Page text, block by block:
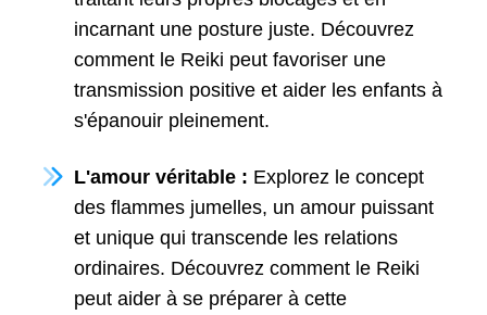
incarnant une posture juste. Découvrez
comment le Reiki peut favoriser une
transmission positive et aider les enfants à
s'épanouir pleinement.
L'amour véritable : Explorez le concept
des flammes jumelles, un amour puissant
et unique qui transcende les relations
ordinaires. Découvrez comment le Reiki
peut aider à se préparer à cette